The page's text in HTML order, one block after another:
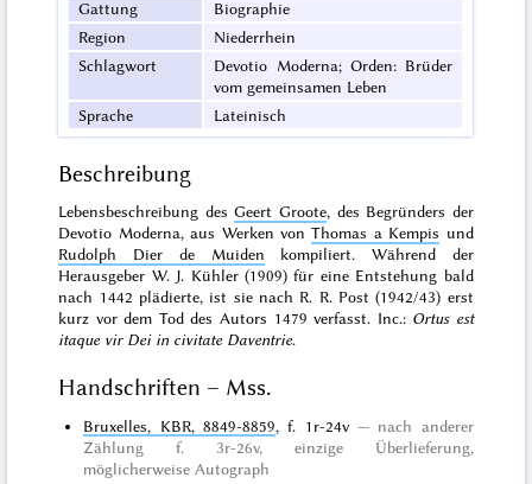
Gattung
Biographie
Region
Niederrhein
Schlagwort
Devotio Moderna; Orden: Brüder
vom gemeinsamen Leben
Sprache
Lateinisch
Beschreibung
Lebensbeschreibung desGeert Groote, des Begründers der
Devotio Moderna, aus Werken vonThomas a Kempis und
Rudolph Dier de Muiden kompiliert. Während der
Herausgeber W. J. Kühler (1909) für eine Entstehung bald
nach 1442 plädierte, ist sie nach R. R. Post (1942/43) erst
kurz vor dem Tod des Autors 1479 verfasst. Inc.: Ortus est
itaque vir Dei in civitate Daventrie.
Handschriften – Mss.
Bruxelles, KBR, 8849-8859, f. 1r-24v
nach anderer
Zählung f. 3r-26v, einzigeÜberlieferung,
möglicherweise Autograph